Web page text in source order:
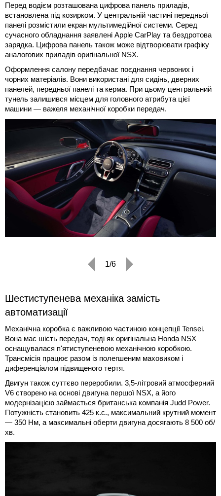
Перед водієм розташована цифрова панель приладів,
встановлена під козирком. У центральній частині передньої
панелі розмістили екран мультимедійної системи. Серед
сучасного обладнання заявлені Apple CarPlay та бездротова
зарядка. Цифрова панель також може відтворювати графіку
аналогових приладів оригінальної NSX.
Оформлення салону передбачає поєднання червоних і
чорних матеріалів. Вони використані для сидінь, дверних
панелей, передньої панелі та керма. При цьому центральний
тунель залишився місцем для головного атрибута цієї
машини — важеля механічної коробки передач.
1/6
Шестиступенева механіка замість
автоматизації
Механічна коробка є важливою частиною концепції Tensei.
Вона має шість передач, тоді як оригінальна Honda NSX
оснащувалася п'ятиступеневою механічною коробкою.
Трансмісія працює разом із полегшеним маховиком і
диференціалом підвищеного тертя.
Двигун також суттєво переробили. 3,5-літровий атмосферний
V6 створено на основі двигуна першої NSX, а його
модернізацією займається британська компанія Judd Power.
Потужність становить 425 к.с., максимальний крутний момент
— 350 Нм, а максимальні оберти двигуна досягають 8 500 об/
хв.